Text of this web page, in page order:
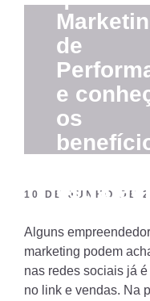
o
de
e
os
10 DE JUNHO DE
Alguns
marketing podem
nas redes sociais já
no link e vendas. Na